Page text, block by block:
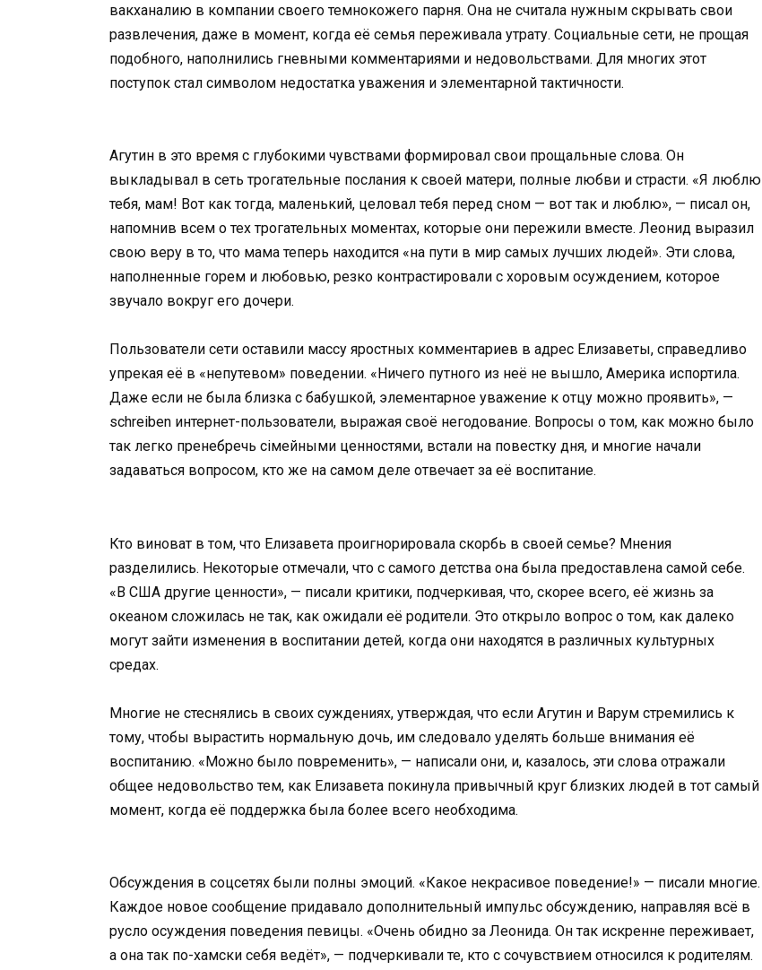
вакханалию в компании своего темнокожего парня. Она не считала нужным скрывать свои
развлечения, даже в момент, когда её семья переживала утрату. Социальные сети, не прощая
подобного, наполнились гневными комментариями и недовольствами. Для многих этот
поступок стал символом недостатка уважения и элементарной тактичности.
Агутин в это время с глубокими чувствами формировал свои прощальные слова. Он
выкладывал в сеть трогательные послания к своей матери, полные любви и страсти. «Я люблю
тебя, мам! Вот как тогда, маленький, целовал тебя перед сном — вот так и люблю», — писал он,
напомнив всем о тех трогательных моментах, которые они пережили вместе. Леонид выразил
свою веру в то, что мама теперь находится «на пути в мир самых лучших людей». Эти слова,
наполненные горем и любовью, резко контрастировали с хоровым осуждением, которое
звучало вокруг его дочери.
Пользователи сети оставили массу яростных комментариев в адрес Елизаветы, справедливо
упрекая её в «непутевом» поведении. «Ничего путного из неё не вышло, Америка испортила.
Даже если не была близка с бабушкой, элементарное уважение к отцу можно проявить», —
schreiben интернет-пользователи, выражая своё негодование. Вопросы о том, как можно было
так легко пренебречь сімейными ценностями, встали на повестку дня, и многие начали
задаваться вопросом, кто же на самом деле отвечает за её воспитание.
Кто виноват в том, что Елизавета проигнорировала скорбь в своей семье? Мнения
разделились. Некоторые отмечали, что с самого детства она была предоставлена самой себе.
«В США другие ценности», — писали критики, подчеркивая, что, скорее всего, её жизнь за
океаном сложилась не так, как ожидали её родители. Это открыло вопрос о том, как далеко
могут зайти изменения в воспитании детей, когда они находятся в различных культурных
средах.
Многие не стеснялись в своих суждениях, утверждая, что если Агутин и Варум стремились к
тому, чтобы вырастить нормальную дочь, им следовало уделять больше внимания её
воспитанию. «Можно было повременить», — написали они, и, казалось, эти слова отражали
общее недовольство тем, как Елизавета покинула привычный круг близких людей в тот самый
момент, когда её поддержка была более всего необходима.
Обсуждения в соцсетях были полны эмоций. «Какое некрасивое поведение!» — писали многие.
Каждое новое сообщение придавало дополнительный импульс обсуждению, направляя всё в
русло осуждения поведения певицы. «Очень обидно за Леонида. Он так искренне переживает,
а она так по-хамски себя ведёт», — подчеркивали те, кто с сочувствием относился к родителям.